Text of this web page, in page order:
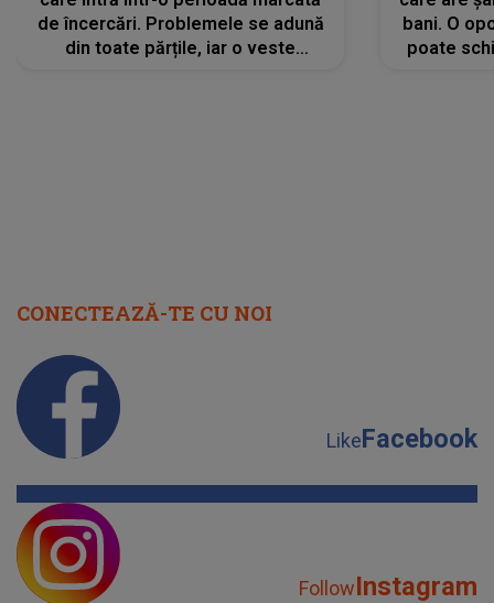
de încercări. Problemele se adună
din toate părțile, iar o veste
bani. O
poate
CONECTEAZĂ-TE CU NOI
LikeFacebook
FollowInstagram